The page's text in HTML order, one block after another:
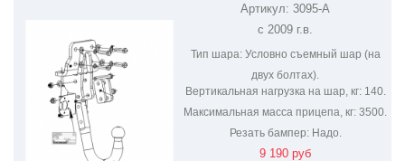
ФАРКОП НА LEXUS GX 460 3095-A
Артикул: 3095-A
с 2009 г.в.
Тип шара:Условно съемный шар (на
двух болтах).
Вертикальная нагрузка на шар, кг:140.
Максимальная масса прицепа, кг: 3500.
Резать бампер:Надо.
9 190 руб